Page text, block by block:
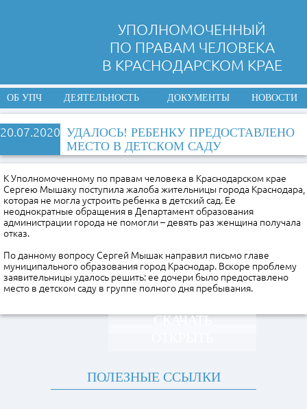
УПОЛНОМОЧЕННЫЙ
ПО ПРАВАМ ЧЕЛОВЕКА
В КРАСНОДАРСКОМ КРАЕ
ОБ УПЧ ДЕЯТЕЛЬНОСТЬ ДОКУМЕНТЫ НОВОСТИ
20.07.2020 УДАЛОСЬ! РЕБЕНКУ ПРЕДОСТАВЛЕНО
МЕСТО В ДЕТСКОМ САДУ
К Уполномоченному по правам человека в Краснодарском крае
Сергею Мышаку поступила жалоба жительницы города Краснодара,
которая не могла устроить ребенка в детский сад. Ее
неоднократные обращения в Департамент образования
администрации города не помогли – девять раз женщина получала
отказ.
По данному вопросу Сергей Мышак направил письмо главе
муниципального образования город Краснодар. Вскоре проблему
заявительницы удалось решить: ее дочери было предоставлено
место в детском саду в группе полного дня пребывания.
СКАЧАТЬ
ПОЛЕЗНЫЕ ССЫЛКИ